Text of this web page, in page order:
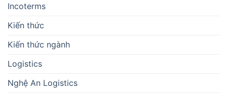
Incoterms
Kiến thức
Kiến thức ngành
Logistics
Nghệ An Logistics